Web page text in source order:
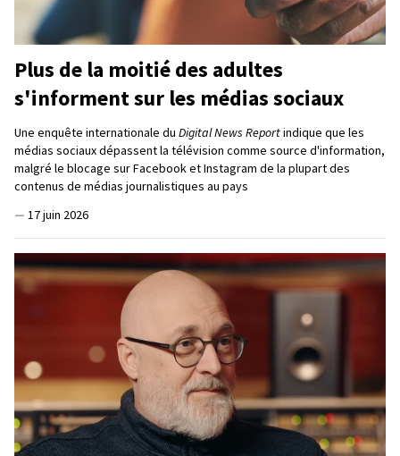
Plus de la moitié des adultes
s'informent sur les médias sociaux
Une enquête internationale du Digital News Reportindique que les
médias sociaux dépassent la télévision comme source d'information,
malgré le blocage sur Facebook et Instagram de la plupart des
contenus de médias journalistiques au pays
— 17 juin 2026